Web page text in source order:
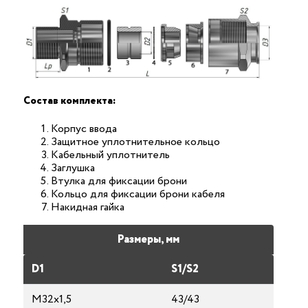
Состав комплекта:
Корпус ввода
Защитное уплотнительное кольцо
Кабельный уплотнитель
Заглушка
Втулка для фиксации брони
Кольцо для фиксации брони кабеля
Накидная гайка
Размеры, мм
D1
S1/S2
М32х1,5
43/43